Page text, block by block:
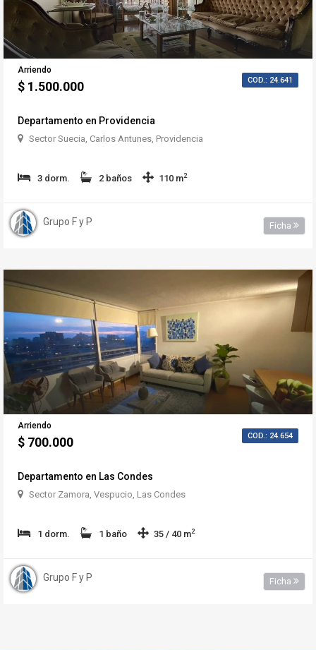
COD.: 24.641
Arriendo
$ 1.500.000
Departamento en Providencia
Sector Suecia, Carlos Antunes, Providencia
3 dorm. 2 baños 110 m2
Grupo F y P Ficha
COD.: 24.654
Arriendo
$ 700.000
Departamento en Las Condes
Sector Zamora, Vespucio, Las Condes
1 dorm. 1 baño 35 / 40 m2
Grupo F y P Ficha